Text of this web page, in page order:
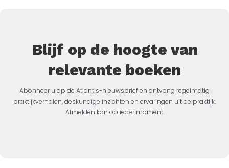
Blijf op de hoogte van
relevante boeken
Abonneer u op de Atlantis-nieuwsbrief en ontvang regelmatig
praktijkverhalen, deskundige inzichten en ervaringen uit de praktijk.
Afmelden kan op ieder moment.